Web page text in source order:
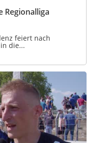
Regionalliga
feiert nach
die...